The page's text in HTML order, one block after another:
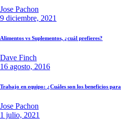
Jose Pachon
9 diciembre, 2021
Alimentos vs Suplementos, ¿cuál prefieres?
Dave Finch
16 agosto, 2016
Trabajo en equipo: ¿Cuáles son los beneficios
Jose Pachon
1 julio, 2021